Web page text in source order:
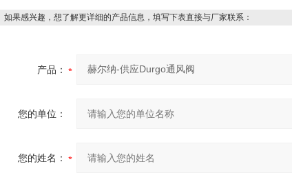
如果感兴趣，想了解更详细的产品信息，填写下表直接与厂家联系：
产品：
您的单位：
您的姓名：